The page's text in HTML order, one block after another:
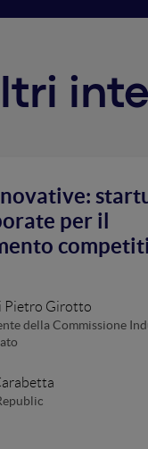
per il
Pietro Girotto
della Commissione